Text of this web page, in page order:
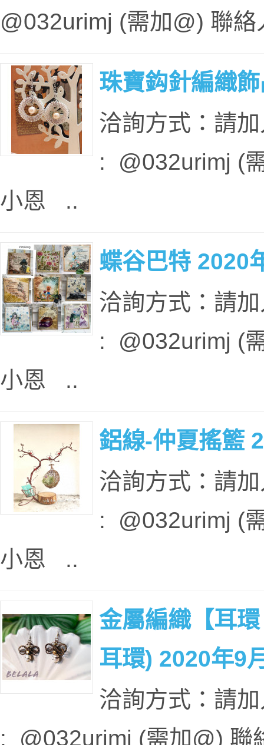
@032urimj (需加@) 聯
珠寶鈎針編織
洽詢方式：請
: @032urimj (
小恩 ..
蝶谷巴特 2020
洽詢方式：請
: @032urimj (
小恩 ..
鋁線-仲夏搖籃
洽詢方式：請
: @032urimj (
小恩 ..
金屬編織【耳
耳環) 2020年9
洽詢方式：請
: @032urimj (需加@)